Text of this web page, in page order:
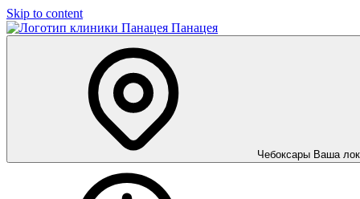
Skip to content
Панацея
Чебоксары Ваша